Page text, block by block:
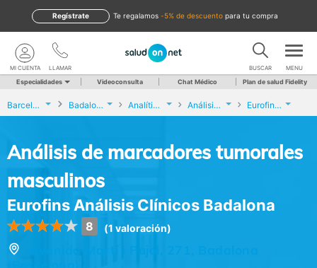
te regalamos -5% de descuento para tu compra
Regístrate
LLAMAR
MI CUENTA BUSCAR MENU
Especialidades Videoconsulta Chat Médico Plan de salud Fidelity
Barcelona Badalona Analíticas y Genética Análisis de marcadores tumorales masculinos Eurofins Análisis Clínicos Badalona
Análisis de marcadores tumorales
masculinos
Eurofins Análisis Clínicos Badalona
8 (1 valoración)